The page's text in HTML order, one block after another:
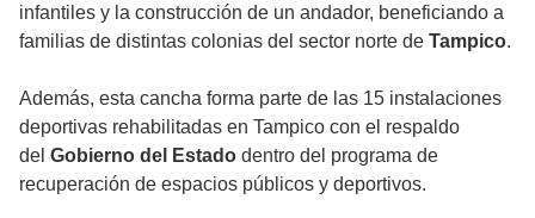
infantiles y la construcción de un andador, beneficiando a
familias de distintas colonias del sector norte de Tampico.
Además, esta cancha forma parte de las 15 instalaciones
deportivas rehabilitadas en Tampico con el respaldo
del Gobierno del Estado dentro del programa de
recuperación de espacios públicos y deportivos.